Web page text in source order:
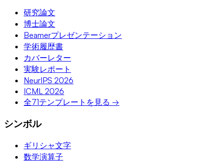
研究論文
博士論文
Beamerプレゼンテーション
学術履歴書
カバーレター
実験レポート
NeurIPS 2026
ICML 2026
全71テンプレートを見る →
シンボル
ギリシャ文字
数学演算子